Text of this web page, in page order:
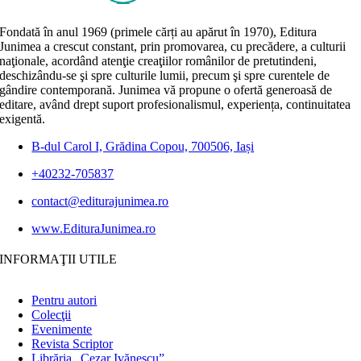
Fondată în anul 1969 (primele cărți au apărut în 1970), Editura
Junimea a crescut constant, prin promovarea, cu precădere, a culturii
naţionale, acordând atenţie creaţiilor românilor de pretutindeni,
deschizându-se şi spre culturile lumii, precum şi spre curentele de
gândire contemporană. Junimea vă propune o ofertă generoasă de
editare, având drept suport profesionalismul, experiența, continuitatea
exigentă.
B-dul Carol I, Grădina Copou, 700506, Iași
+40232-705837
contact@editurajunimea.ro
www.EdituraJunimea.ro
INFORMAŢII UTILE
Pentru autori
Colecţii
Evenimente
Revista Scriptor
Librăria „Cezar Ivănescu”